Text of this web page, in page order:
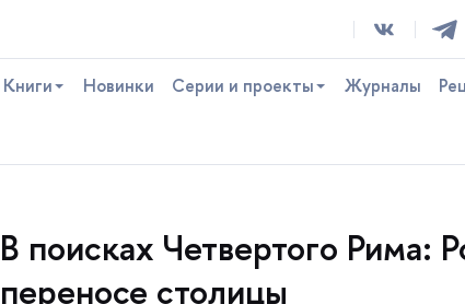
Книги Новинки Серии и проекты Журналы
поисках Четвертого Рима:
переносе столицы